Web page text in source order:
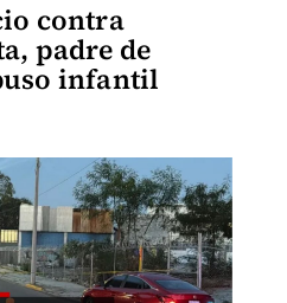
contra
padre de
infantil